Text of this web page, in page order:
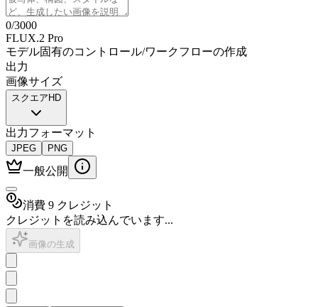
0/3000
FLUX.2 Pro
モデル固有のコントロール/ワークフローの作成
出力
画像サイズ
スクエアHD
出力フォーマット
JPEG PNG
一般公開
消費 9 クレジット
クレジットを読み込んでいます...
画像の生成